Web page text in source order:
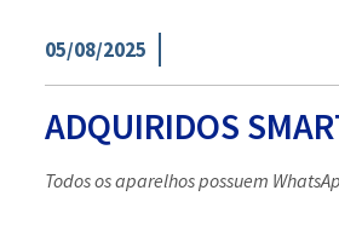
05/08/2025
ADQUIRIDOS
Todos os aparelhos possuem